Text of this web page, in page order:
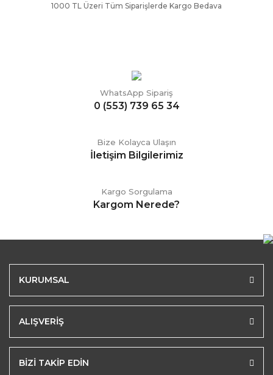
1000 TL Üzeri Tüm Siparişlerde Kargo Bedava
WhatsApp Sipariş
0 (553) 739 65 34
Bize Kolayca Ulaşın
İletişim Bilgilerimiz
Kargo Sorgulama
Kargom Nerede?
KURUMSAL
ALIŞVERİŞ
BİZİ TAKİP EDİN